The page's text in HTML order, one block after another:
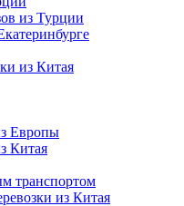
из Турции
из Китая
Европы
Китая
транспортом
из Китая